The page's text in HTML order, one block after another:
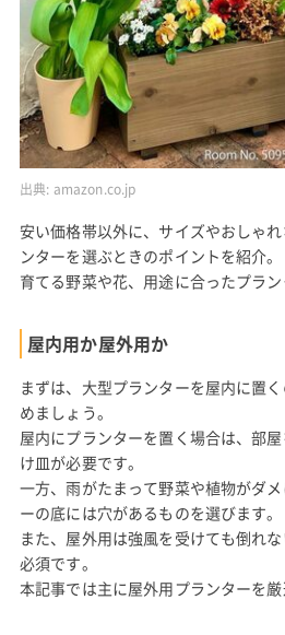
出典: amazon.co.jp
安い価格帯以外に、サイズやおしゃ
ンターを選ぶときのポイントを紹介。
育てる野菜や花、用途に合ったプラン
屋内用か屋外用か
まずは、大型プランターを屋内に置
めましょう。
屋内にプランターを置く場合は、部
け皿が必要です。
一方、雨がたまって野菜や植物がダ
ーの底には穴があるものを選びます。
また、屋外用は強風を受けても倒れ
必須です。
本記事では主に屋外用プランターを厳